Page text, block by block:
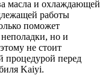
масла и охлаждающей
работы
поможет
но и
не стоит
процедурой перед
Kaiyi.